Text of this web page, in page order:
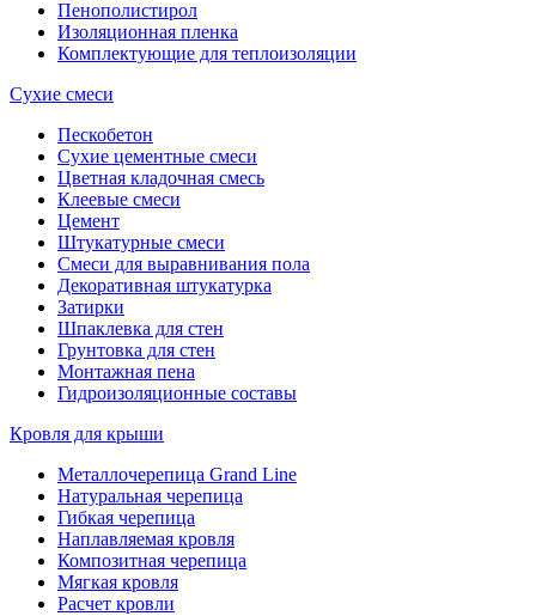
Пенополистирол
Изоляционная пленка
Комплектующие для теплоизоляции
Сухие смеси
Пескобетон
Сухие цементные смеси
Цветная кладочная смесь
Клеевые смеси
Цемент
Штукатурные смеси
Смеси для выравнивания пола
Декоративная штукатурка
Затирки
Шпаклевка для стен
Грунтовка для стен
Монтажная пена
Гидроизоляционные составы
Кровля для крыши
Металлочерепица Grand Line
Натуральная черепица
Гибкая черепица
Наплавляемая кровля
Композитная черепица
Мягкая кровля
Расчет кровли